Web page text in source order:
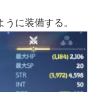
に装備する。